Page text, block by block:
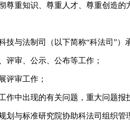
尊重知识、尊重人才、尊重创造的
技与法制司（以下简称“科法司”）
审、公示、公布等工作；
审工作；
中出现的有关问题，重大问题报
划与标准研究院协助科法司组织管